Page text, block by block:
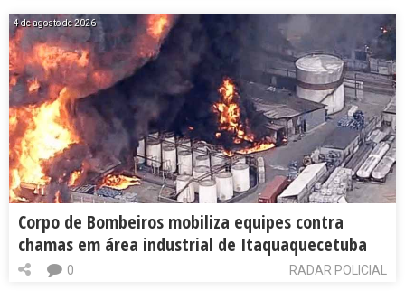
4 de agosto de 2026
Corpo de Bombeiros mobiliza equipes contra
chamas em área industrial de Itaquaquecetuba
RADAR POLICIAL
0